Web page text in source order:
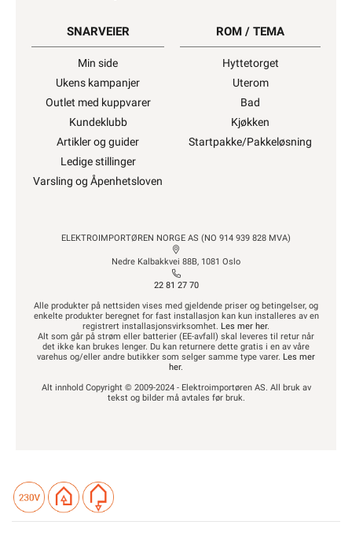
SNARVEIER
Min side
Ukens kampanjer
Outlet med kuppvarer
Kundeklubb
Artikler og guider
Ledige stillinger
Varsling og Åpenhetsloven
ROM / TEMA
Hyttetorget
Uterom
Bad
Kjøkken
Startpakke/Pakkeløsning
ELEKTROIMPORTØREN NORGE AS (NO 914 939 828 MVA)
Nedre Kalbakkvei 88B, 1081 Oslo
22 81 27 70
Alle produkter på nettsiden vises med gjeldende priser og betingelser, og
enkelte produkter beregnet for fast installasjon kan kun installeres av en
registrert installasjonsvirksomhet. Les mer her.
Alt som går på strøm eller batterier (EE-avfall) skal leveres til retur når
det ikke kan brukes lenger. Du kan returnere dette gratis i en av våre
varehus og/eller andre butikker som selger samme type varer. Les mer
her.
Alt innhold Copyright © 2009-2024 - Elektroimportøren AS. All bruk av
tekst og bilder må avtales før bruk.